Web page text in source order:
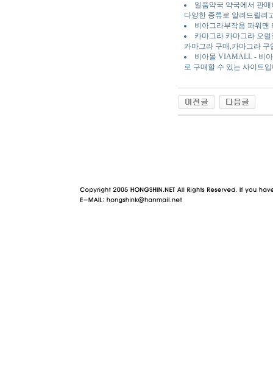
일품약국 약국에서 판
다양한 종류로 알려드릴려
비아그라부작용 파워맨
카마그라 카마그라 오
카마그라 구매,카마그라 구
비아몰 VIAMALL - 비
로 구매할 수 있는 사이트